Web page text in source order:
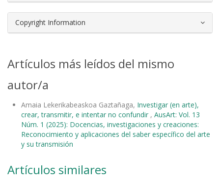
Copyright Information
Artículos más leídos del mismo
autor/a
Amaia Lekerikabeaskoa Gaztañaga, Investigar (en arte),
crear, transmitir, e intentar no confundir , AusArt: Vol. 13
Núm. 1 (2025): Docencias, investigaciones y creaciones:
Reconocimiento y aplicaciones del saber específico del arte
y su transmisión
Artículos similares